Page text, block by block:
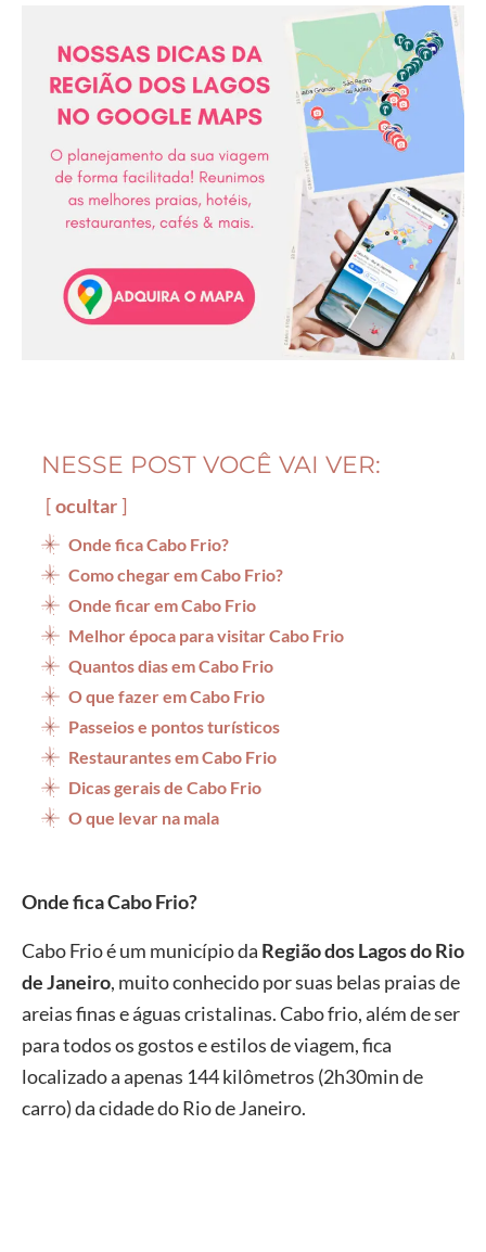
NESSE POST VOCÊ VAI VER:
ocultar
Onde fica Cabo Frio?
Como chegar em Cabo Frio?
Onde ficar em Cabo Frio
Melhor época para visitar Cabo Frio
Quantos dias em Cabo Frio
O que fazer em Cabo Frio
Passeios e pontos turísticos
Restaurantes em Cabo Frio
Dicas gerais de Cabo Frio
O que levar na mala
Onde fica Cabo Frio?
Cabo Frio é um município da Região dos Lagos do Rio
de Janeiro, muito conhecido por suas belas praias de
areias finas e águas cristalinas. Cabo frio, além de ser
para todos os gostos e estilos de viagem, fica
localizado a apenas 144 kilômetros (2h30min de
carro) da cidade do Rio de Janeiro.